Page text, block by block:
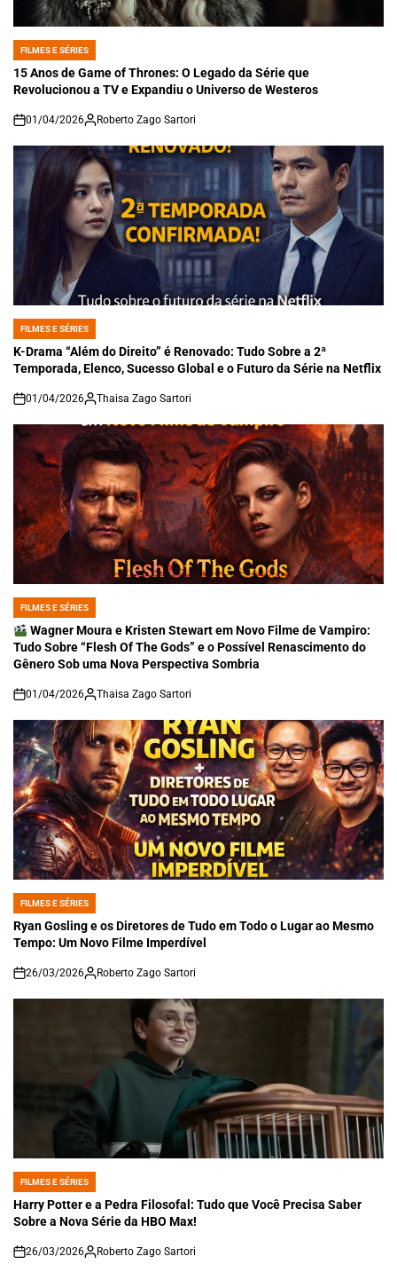
POSTED
IN
FILMES E SÉRIES
15 Anos de Game of Thrones: O Legado da Série que
Revolucionou a TV e Expandiu o Universo de Westeros
on
01/04/2026 Roberto Zago Sartori
POSTED
IN
FILMES E SÉRIES
K-Drama “Além do Direito” é Renovado: Tudo Sobre a 2ª
Temporada, Elenco, Sucesso Global e o Futuro da Série na Netflix
on
01/04/2026 Thaisa Zago Sartori
POSTED
IN
FILMES E SÉRIES
Wagner Moura e Kristen Stewart em Novo Filme de Vampiro:
Tudo Sobre “Flesh Of The Gods” e o Possível Renascimento do
Gênero Sob uma Nova Perspectiva Sombria
on
01/04/2026 Thaisa Zago Sartori
POSTED
IN
FILMES E SÉRIES
Ryan Gosling e os Diretores de Tudo em Todo o Lugar ao Mesmo
Tempo: Um Novo Filme Imperdível
on
26/03/2026 Roberto Zago Sartori
POSTED
IN
FILMES E SÉRIES
Harry Potter e a Pedra Filosofal: Tudo que Você Precisa Saber
Sobre a Nova Série da HBO Max!
on
26/03/2026 Roberto Zago Sartori